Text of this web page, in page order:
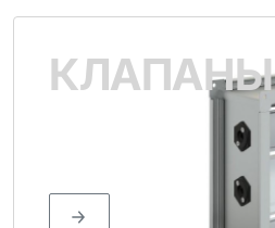
КЛАПАНЫ